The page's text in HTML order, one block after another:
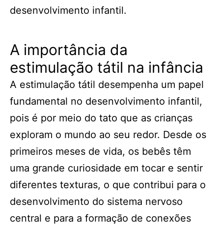
desenvolvimento infantil.
A importância da
estimulação tátil na infância
A estimulação tátil desempenha um papel
fundamental no desenvolvimento infantil,
pois é por meio do tato que as crianças
exploram o mundo ao seu redor. Desde os
primeiros meses de vida, os bebês têm
uma grande curiosidade em tocar e sentir
diferentes texturas, o que contribui para o
desenvolvimento do sistema nervoso
central e para a formação de conexões